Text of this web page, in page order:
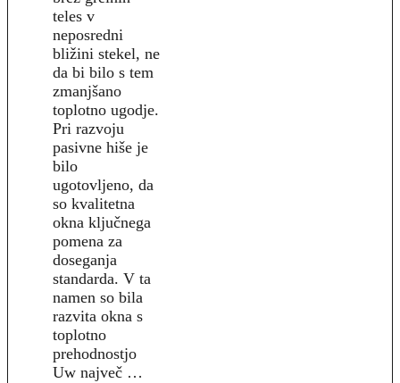
teles v
neposredni
bližini stekel, ne
da bi bilo s tem
zmanjšano
toplotno ugodje.
Pri razvoju
pasivne hiše je
bilo
ugotovljeno, da
so kvalitetna
okna ključnega
pomena za
doseganja
standarda. V ta
namen so bila
razvita okna s
toplotno
prehodnostjo
Uw največ …